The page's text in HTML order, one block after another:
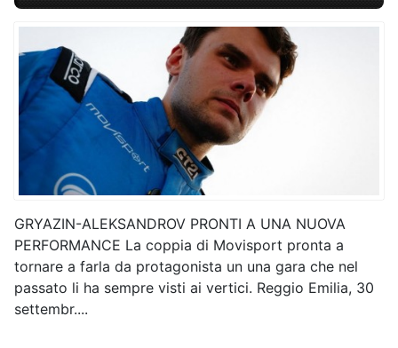
GRYAZIN-ALEKSANDROV PRONTI A UNA NUOVA
PERFORMANCE La coppia di Movisport pronta a
tornare a farla da protagonista un una gara che nel
passato li ha sempre visti ai vertici. Reggio Emilia, 30
settembr....